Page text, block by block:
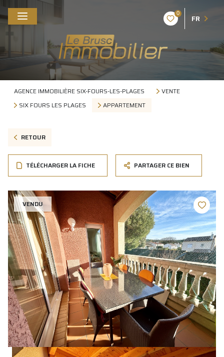
0 FR
AGENCE IMMOBILIÈRE SIX-FOURS-LES-PLAGES
VENTE
SIX FOURS LES PLAGES
APPARTEMENT
RETOUR
TÉLÉCHARGER LA FICHE PARTAGER CE BIEN
VENDU